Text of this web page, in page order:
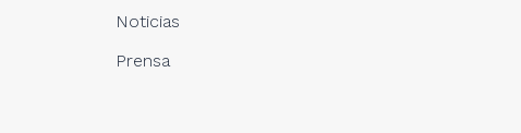
Noticias
Prensa